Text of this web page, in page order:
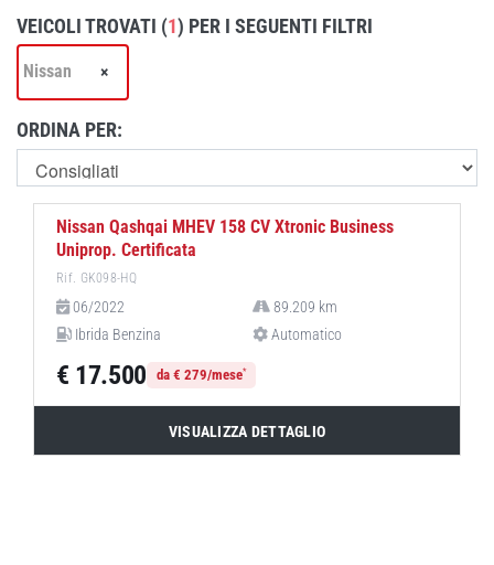
VEICOLI TROVATI (1) PER I SEGUENTI FILTRI
Nissan ×
ORDINA PER:
Nissan Qashqai MHEV 158 CV Xtronic Business
Uniprop. Certificata
Rif. GK098-HQ
06/2022
89.209 km
Ibrida Benzina
Automatico
€ 17.500 da € 279/mese*
VISUALIZZA DETTAGLIO